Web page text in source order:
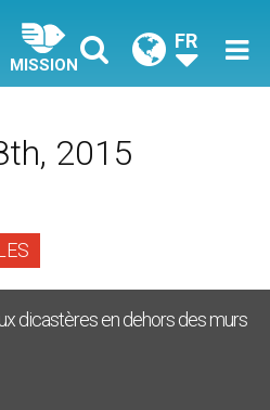
MISSION
FR
2015
dicastères en dehors des murs